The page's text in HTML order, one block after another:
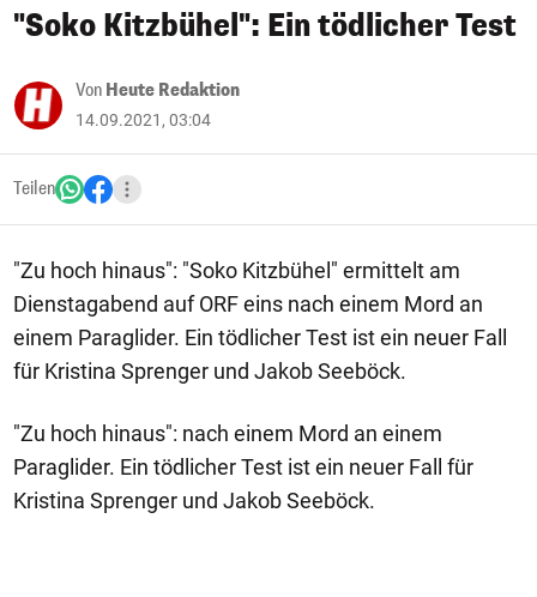
"Soko Kitzbühel": Ein tödlicher Test
Von Heute Redaktion
14.09.2021, 03:04
Teilen
"Zu hoch hinaus": "Soko Kitzbühel" ermittelt am
Dienstagabend auf ORF eins nach einem Mord an
einem Paraglider. Ein tödlicher Test ist ein neuer Fall
für Kristina Sprenger und Jakob Seeböck.
"Zu hoch hinaus": nach einem Mord an einem
Paraglider. Ein tödlicher Test ist ein neuer Fall für
Kristina Sprenger und Jakob Seeböck.